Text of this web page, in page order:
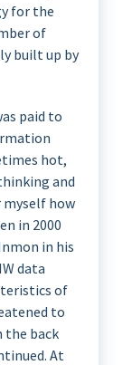
for the
of
built up by
paid to
hot,
and
how
in 2000
in his
data
of
to
the back
At